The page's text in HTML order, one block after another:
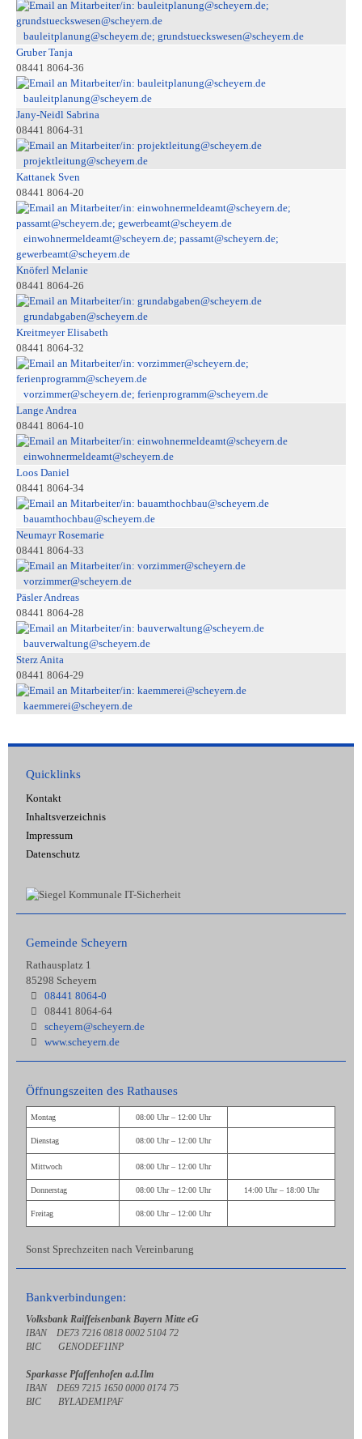
bauleitplanung@scheyern.de; grundstueckswesen@scheyern.de
Gruber Tanja
08441 8064-36
bauleitplanung@scheyern.de
Jany-Neidl Sabrina
08441 8064-31
projektleitung@scheyern.de
Kattanek Sven
08441 8064-20
einwohnermeldeamt@scheyern.de; passamt@scheyern.de;
gewerbeamt@scheyern.de
Knöferl Melanie
08441 8064-26
grundabgaben@scheyern.de
Kreitmeyer Elisabeth
08441 8064-32
vorzimmer@scheyern.de; ferienprogramm@scheyern.de
Lange Andrea
08441 8064-10
einwohnermeldeamt@scheyern.de
Loos Daniel
08441 8064-34
bauamthochbau@scheyern.de
Neumayr Rosemarie
08441 8064-33
vorzimmer@scheyern.de
Päsler Andreas
08441 8064-28
bauverwaltung@scheyern.de
Sterz Anita
08441 8064-29
kaemmerei@scheyern.de
Quicklinks
Kontakt
Inhaltsverzeichnis
Impressum
Datenschutz
Gemeinde Scheyern
Rathausplatz 1
85298 Scheyern
08441 8064-0
08441 8064-64
scheyern@scheyern.de
www.scheyern.de
Öffnungszeiten des Rathauses
Montag 08:00 Uhr – 12:00 Uhr
Dienstag 08:00 Uhr – 12:00 Uhr
Mittwoch 08:00 Uhr – 12:00 Uhr
Donnerstag 08:00 Uhr – 12:00 Uhr 14:00 Uhr – 18:00 Uhr
Freitag 08:00 Uhr – 12:00 Uhr
Sonst Sprechzeiten nach Vereinbarung
Bankverbindungen:
Volksbank Raiffeisenbank Bayern Mitte eG
IBAN DE73 7216 0818 0002 5104 72
BIC GENODEF1INP
Sparkasse Pfaffenhofen a.d.Ilm
IBAN DE69 7215 1650 0000 0174 75
BIC BYLADEM1PAF